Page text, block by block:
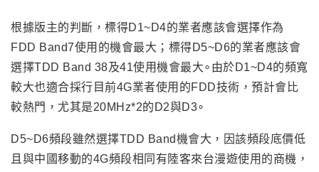
根據版主的判斷，標得D1~D4的業者應該會選擇作為
FDD Band7使用的機會最大；標得D5~D6的業者應該會
選擇TDD Band 38及41使用機會最大∘由於D1~D4的頻寬
較大也適合採行目前4G業者使用的FDD技術 ，預計會比
較熱門 ，尤其是20MHz*2的D2與D3∘
D5~D6頻段雖然選擇TDD Band機會大 ，因該頻段底價低
且與中國移動的4G頻段相同有陸客來台漫遊使用的商機 ，